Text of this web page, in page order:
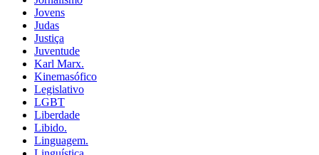
Jovens
Judas
Justiça
Juventude
Karl Marx.
Kinemasófico
Legislativo
LGBT
Liberdade
Libido.
Linguagem.